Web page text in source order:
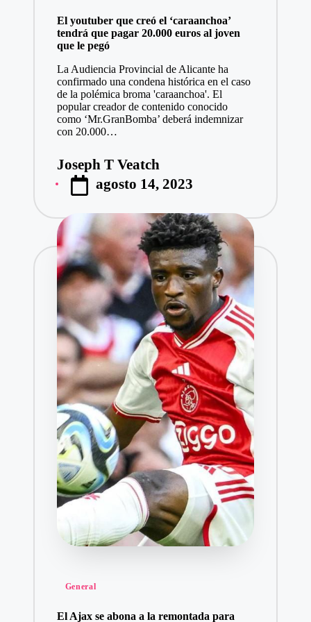
El youtuber que creó el ‘caraanchoa’
tendrá que pagar 20.000 euros al joven
que le pegó
La Audiencia Provincial de Alicante ha
confirmado una condena histórica en el caso
de la polémica broma 'caraanchoa'. El
popular creador de contenido conocido
como ‘Mr.GranBomba’ deberá indemnizar
con 20.000…
Publicado
por
Joseph T Veatch
agosto 14, 2023
Publicado
General
El Ajax se abona a la remontada para